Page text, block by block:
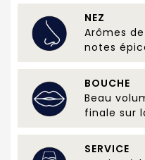
NEZ
Arômes
notes
BOUCHE
Beau
finale sur
SERVICE